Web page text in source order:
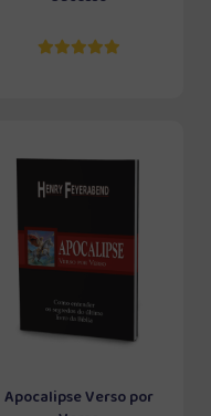
Apocalipse Verso por